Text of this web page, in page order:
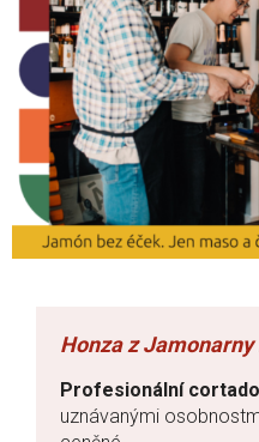
Profesionální
uznávanými